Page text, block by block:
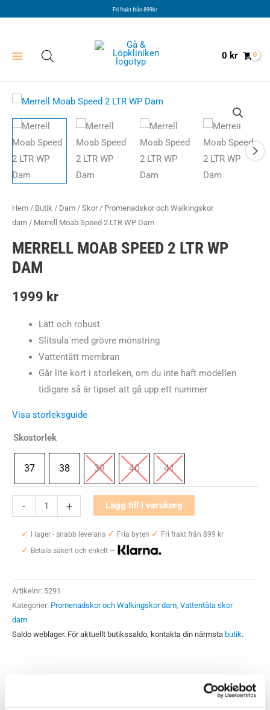
Fri frakt från 899kr
0 kr
Hem / Butik / Dam / Skor/ Promenadskor och Walkingskor
dam / Merrell Moab Speed 2 LTR WP Dam
MERRELL MOAB SPEED 2 LTR WP
DAM
1999 kr
Lätt och robust
Slitsula med grövre mönstring
Vattentätt membran
Går lite kort i storleken, om du inte haft modellen
tidigare så är tipset att gå upp ett nummer
Visa storleksguide
Skostorlek
37 38 39 40 41
-
Moab
Speed
WP
Dam
mängd
+ Lägg till i varukorg
✓ I lager - snabb leverans ✓ Fria byten ✓ Fri frakt från 899 kr
✓ Betala säkert och enkelt —
Artikelnr: 5291
Kategorier: Promenadskor och Walkingskor dam, Vattentäta skor
dam
Saldo weblager. För aktuellt butikssaldo, kontakta din närmsta butik.